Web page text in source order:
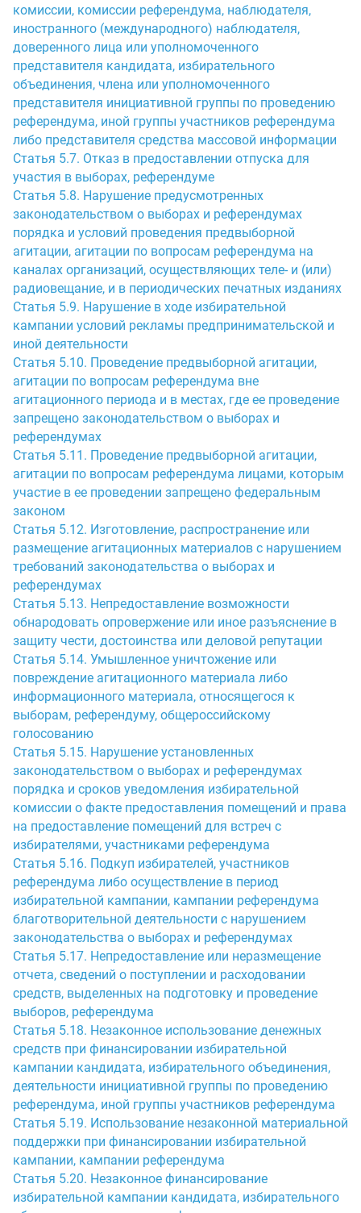
комиссии, комиссии референдума, наблюдателя,
иностранного (международного) наблюдателя,
доверенного лица или уполномоченного
представителя кандидата, избирательного
объединения, члена или уполномоченного
представителя инициативной группы по проведению
референдума, иной группы участников референдума
либо представителя средства массовой информации
Статья 5.7. Отказ в предоставлении отпуска для
участия в выборах, референдуме
Статья 5.8. Нарушение предусмотренных
законодательством о выборах и референдумах
порядка и условий проведения предвыборной
агитации, агитации по вопросам референдума на
каналах организаций, осуществляющих теле- и (или)
радиовещание, и в периодических печатных изданиях
Статья 5.9. Нарушение в ходе избирательной
кампании условий рекламы предпринимательской и
иной деятельности
Статья 5.10. Проведение предвыборной агитации,
агитации по вопросам референдума вне
агитационного периода и в местах, где ее проведение
запрещено законодательством о выборах и
референдумах
Статья 5.11. Проведение предвыборной агитации,
агитации по вопросам референдума лицами, которым
участие в ее проведении запрещено федеральным
законом
Статья 5.12. Изготовление, распространение или
размещение агитационных материалов с нарушением
требований законодательства о выборах и
референдумах
Статья 5.13. Непредоставление возможности
обнародовать опровержение или иное разъяснение в
защиту чести, достоинства или деловой репутации
Статья 5.14. Умышленное уничтожение или
повреждение агитационного материала либо
информационного материала, относящегося к
выборам, референдуму, общероссийскому
голосованию
Статья 5.15. Нарушение установленных
законодательством о выборах и референдумах
порядка и сроков уведомления избирательной
комиссии о факте предоставления помещений и права
на предоставление помещений для встреч с
избирателями, участниками референдума
Статья 5.16. Подкуп избирателей, участников
референдума либо осуществление в период
избирательной кампании, кампании референдума
благотворительной деятельности с нарушением
законодательства о выборах и референдумах
Статья 5.17. Непредоставление или неразмещение
отчета, сведений о поступлении и расходовании
средств, выделенных на подготовку и проведение
выборов, референдума
Статья 5.18. Незаконное использование денежных
средств при финансировании избирательной
кампании кандидата, избирательного объединения,
деятельности инициативной группы по проведению
референдума, иной группы участников референдума
Статья 5.19. Использование незаконной материальной
поддержки при финансировании избирательной
кампании, кампании референдума
Статья 5.20. Незаконное финансирование
избирательной кампании кандидата, избирательного